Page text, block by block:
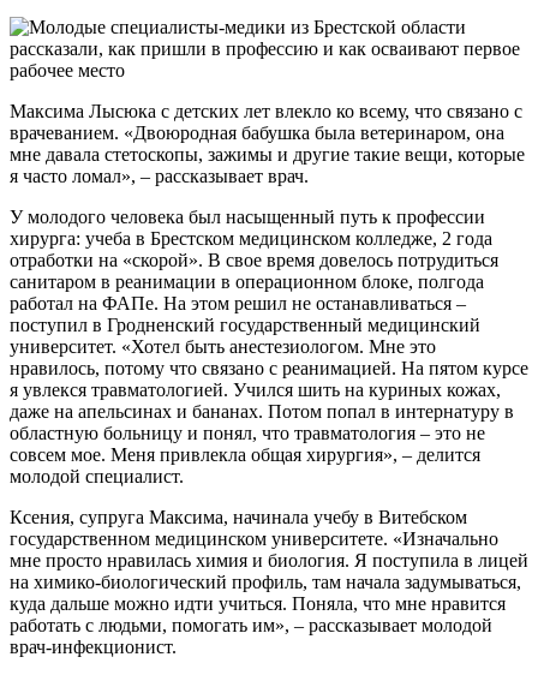
Максима Лысюка с детских лет влекло ко всему, что связано с
врачеванием. «Двоюродная бабушка была ветеринаром, она
мне давала стетоскопы, зажимы и другие такие вещи, которые
я часто ломал», – рассказывает врач.
У молодого человека был насыщенный путь к профессии
хирурга: учеба в Брестском медицинском колледже, 2 года
отработки на «скорой». В свое время довелось потрудиться
санитаром в реанимации в операционном блоке, полгода
работал на ФАПе. На этом решил не останавливаться –
поступил в Гродненский государственный медицинский
университет. «Хотел быть анестезиологом. Мне это
нравилось, потому что связано с реанимацией. На пятом курсе
я увлекся травматологией. Учился шить на куриных кожах,
даже на апельсинах и бананах. Потом попал в интернатуру в
областную больницу и понял, что травматология – это не
совсем мое. Меня привлекла общая хирургия», – делится
молодой специалист.
Ксения, супруга Максима, начинала учебу в Витебском
государственном медицинском университете. «Изначально
мне просто нравилась химия и биология. Я поступила в лицей
на химико-биологический профиль, там начала задумываться,
куда дальше можно идти учиться. Поняла, что мне нравится
работать с людьми, помогать им», – рассказывает молодой
врач-инфекционист.